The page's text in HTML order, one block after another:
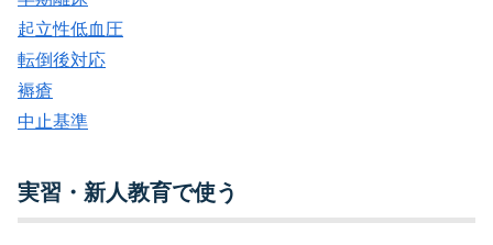
起立性低血圧
転倒後対応
褥瘡
中止基準
実習・新人教育で使う